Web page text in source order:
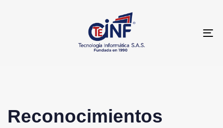
Reconocimientos